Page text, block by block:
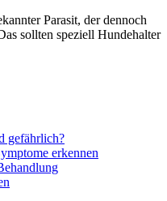
Parasit, der dennoch
sollten speziell Hundehalter
gefährlich?
erkennen